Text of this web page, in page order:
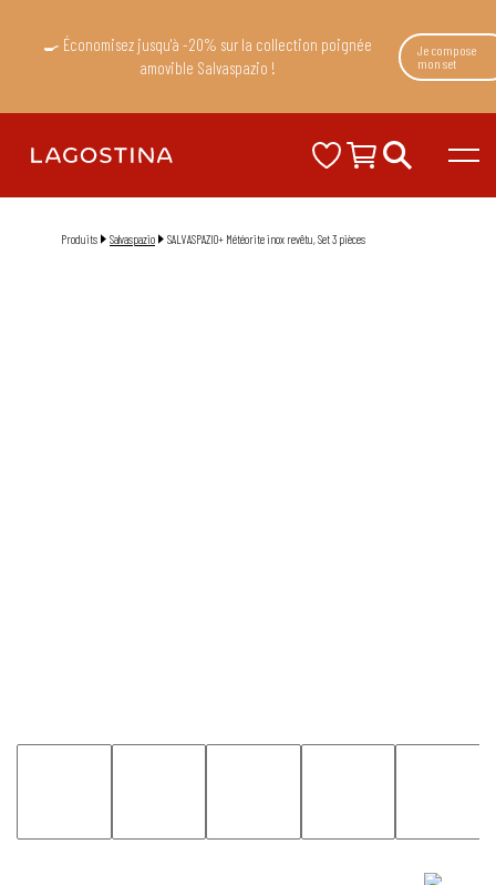
🍳 Économisez jusqu'à -20% sur la collection poignée
amovible Salvaspazio !
Je compose
mon set
Produits Salvaspazio SALVASPAZIO+ Météorite inox revêtu, Set 3 pièces